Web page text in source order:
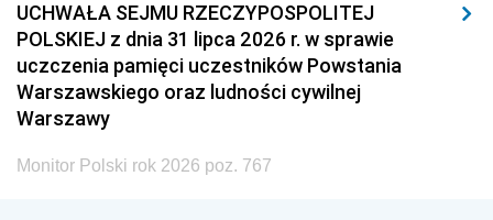
UCHWAŁA SEJMU RZECZYPOSPOLITEJ
POLSKIEJ z dnia 31 lipca 2026 r. w sprawie
uczczenia pamięci uczestników Powstania
Warszawskiego oraz ludności cywilnej
Warszawy
Monitor Polski rok 2026 poz. 767